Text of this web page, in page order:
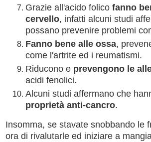
Grazie all'acido folico fanno
cervello, infatti alcuni studi
possano prevenire problemi
Fanno bene alle ossa,
come l'artrite ed i reumatismi.
Riducono e prevengono le
acidi fenolici.
Alcuni studi affermano che
proprietà anti-cancro.
Insomma, se stavate snobbando le
ora di rivalutarle ed iniziare a